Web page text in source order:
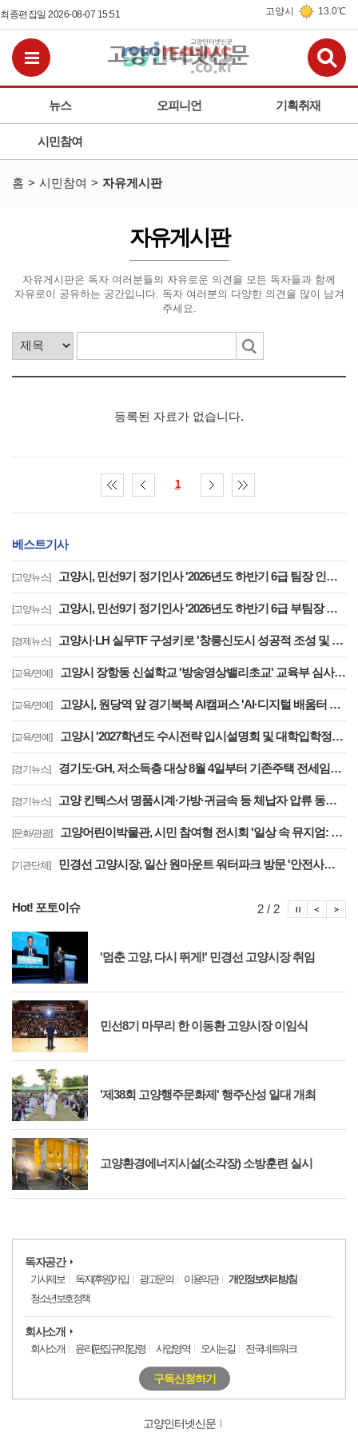
최종편집일 2026-08-07 15:51 고양시 13.0℃
뉴스 오피니언 기획취재
시민참여
전체메뉴보기
홈 시민참여 자유게시판
자유게시판
자유게시판은 독자 여러분들의 자유로운 의견을 모든 독자들과 함께
자유로이 공유하는 공간입니다. 독자 여러분의 다양한 의견을 많이 남겨
주세요.
등록된 자료가 없습니다.
1
베스트기사
[고양뉴스] 고양시, 민선9기 정기인사 '2026년도 하반기 6급 팀장 인사발령 사항'
[고양뉴스] 고양시, 민선9기 정기인사 '2026년도 하반기 6급 부팀장 이하 인사발령 사항'
[경제뉴스] 고양시·LH 실무TF 구성키로 '창릉신도시 성공적 조성 및 자족기능 강화 협력'
[교육/연예] 고양시 장항동 신설학교 '방송영상밸리초교' 교육부 심사 통과··2030년 개교
[교육/연예] 고양시, 원당역 앞 경기북북 AI캠퍼스 'AI·디지털 배움터 체험존' 12월까지 운영
[교육/연예] 고양시 '2027학년도 수시전략 입시설명회 및 대학입학정보박람회' 8일 개최
[경기뉴스] 경기도·GH, 저소득층 대상 8월 4일부터 기존주택 전세임대 입주자 상시 모집
[경기뉴스] 고양 킨텍스서 명품시계·가방·귀금속 등 체납자 압류 동산 620점 공개 경매
[문화/관광] 고양어린이박물관, 시민 참여형 전시회 '일상 속 뮤지엄: 잠시, 마음' 8월 개최
[기관단체] 민경선 고양시장, 일산 원마운트 워터파크 방문 '안전사고 방지 대책 점검'
Hot! 포토이슈
'멈춘 고양, 다시 뛰게!' 민경선 고양시장 취임
민선8기 마무리 한 이동환 고양시장 이임식
'제38회 고양행주문화제' 행주산성 일대 개최
고양환경에너지시설(소각장) 소방훈련 실시
2 / 2 포
포토이
독자공간
기사제보 독자(후원)가입 광고문의 이용약관
개인정보처리방침
청소년보호정책
회사소개
회사소개 윤리(편집규약)강령 사업영역 오시는길 전국네트워크
구독신청하기
고양인터넷신문